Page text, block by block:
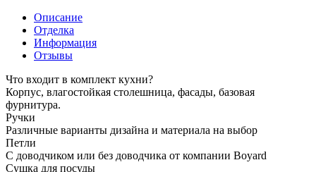
Описание
Отделка
Информация
Отзывы
Что входит в комплект кухни?
Корпус, влагостойкая столешница, фасады, базовая
фурнитура.
Ручки
Различные варианты дизайна и материала на выбор
Петли
С доводчиком или без доводчика от компании Boyard
Сушка для посуды